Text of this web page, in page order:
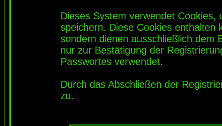
Dieses System verwendet
speichern. Diese Cookies enthalten
sondern dienen ausschließlich dem
nur zur Bestätigung der
Passwortes verwendet.
Durch das Abschließen der
zu.